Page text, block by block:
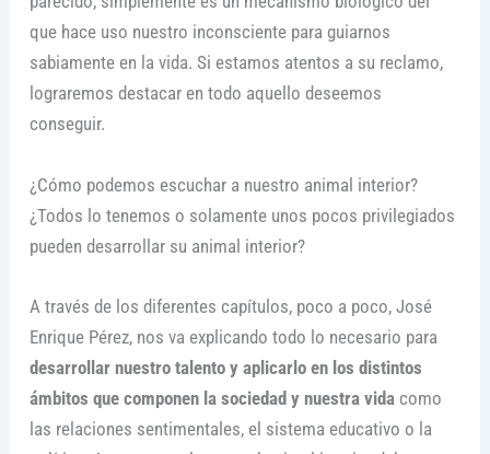
que hace uso nuestro inconsciente para guiarnos
sabiamente en la vida. Si estamos atentos a su reclamo,
lograremos destacar en todo aquello deseemos
conseguir.
¿Cómo podemos escuchar a nuestro animal interior?
¿Todos lo tenemos o solamente unos pocos privilegiados
pueden desarrollar su animal interior?
A través de los diferentes capítulos, poco a poco, José
Enrique Pérez, nos va explicando todo lo necesario para
desarrollar nuestro talento y aplicarlo en los distintos
ámbitos que componen la sociedad y nuestra vidacomo
las relaciones sentimentales, el sistema educativo o la